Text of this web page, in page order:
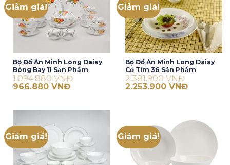
Giảm giá!
Bộ Đồ Ăn Minh Long Daisy
Bóng Bay 11 Sản Phẩm
1.094.880VNĐ
Giá
gốc
966.880 VNĐGiá
hiện
966.880 VNĐ.
Giảm giá!
Bộ Đồ Ăn Minh Long Daisy
Cỏ Tím 36 Sản Phẩm
2.381.900VNĐ
Giá
gốc
2.253.900 VNĐGiá
hiện
Giảm giá! Giảm giá!